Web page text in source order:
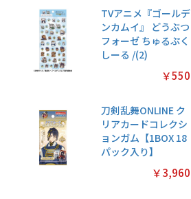
TVアニメ『ゴールデ
ンカムイ』 どうぶつ
フォーゼ ちゅるぷく
しーる /(2)
￥550
刀剣乱舞ONLINE ク
リアカードコレクシ
ョンガム【1BOX 18
パック入り】
￥3,960